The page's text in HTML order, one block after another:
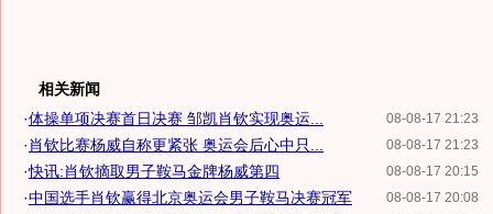
相关新闻
08-08-17 21:23
·体操单项决赛首日决赛 邹凯肖钦实现奥运...
08-08-17 21:23
·肖钦比赛杨威自称更紧张 奥运会后心中只...
08-08-17 20:15
·快讯:肖钦摘取男子鞍马金牌杨威第四
08-08-17 20:08
·中国选手肖钦赢得北京奥运会男子鞍马决赛冠军